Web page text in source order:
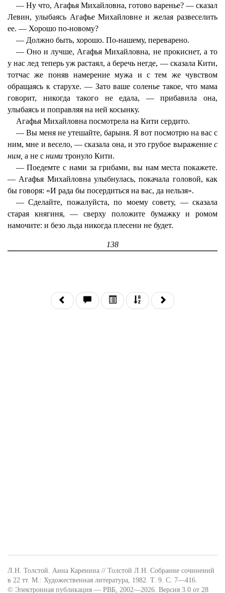
— Ну что, Агафья Михайловна, готово варенье? — сказал
Левин, улыбаясь Агафье Михайловне и желая развеселить
ее. — Хорошо по-новому?
— Должно быть, хорошо. По-нашему, переварено.
— Оно и лучше, Агафья Михайловна, не прокиснет, а то
у нас лед теперь уж растаял, а беречь негде, — сказала Кити,
тотчас же поняв намерение мужа и с тем же чувством
обращаясь к старухе. — Зато ваше соленье такое, что мама
говорит, никогда такого не едала, — прибавила она,
улыбаясь и поправляя на ней косынку.
Агафья Михайловна посмотрела на Кити сердито.
— Вы меня не утешайте, барыня. Я вот посмотрю на вас с
ним, мне и весело, — сказала она, и это грубое выражение с
ним, а не с ними тронуло Кити.
— Поедемте с нами за грибами, вы нам места покажете.
— Агафья Михайловна улыбнулась, покачала головой, как
бы говоря: «И рада бы посердиться на вас, да нельзя».
— Сделайте, пожалуйста, по моему совету, — сказала
старая княгиня, — сверху положите бумажку и ромом
намочите: и безо льда никогда плесени не будет.
138
Л.Н. Толстой. Анна Каренина // Толстой Л.Н. Собрание сочинений
в 22 тт. М.: Художественная литература, 1982. Т. 9. С. 7—416.
© Электронная публикация — РВБ, 2002—2026. Версия 3.0 от 28